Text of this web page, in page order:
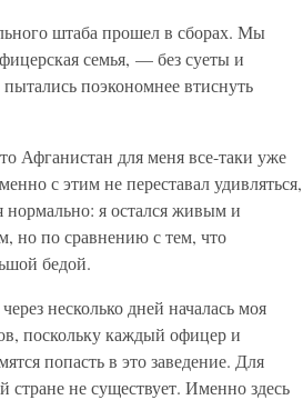
штаба прошел в сборах. Мы
семья, — без суеты и
поэкономнее втиснуть
Афганистан для меня все-таки уже
с этим не переставал удивляться,
я остался живым и
но по сравнению с тем, что
бедой.
несколько дней началась моя
поскольку каждый офицер и
попасть в это заведение. Для
не существует. Именно здесь